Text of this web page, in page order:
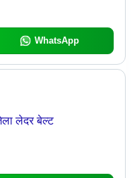
WhatsApp
लेदर बेल्ट